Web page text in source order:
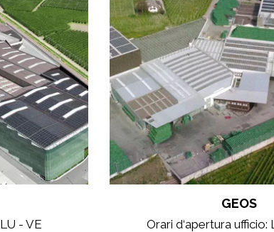
- VE
GEOS
Orari d‘apertura ufficio: